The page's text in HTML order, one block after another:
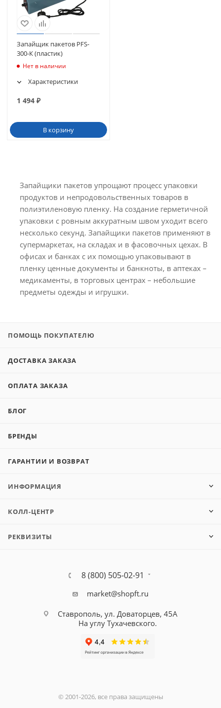
Запайщик пакетов PFS-
300-К (пластик)
Нет в наличии
Характеристики
1 494 ₽
В корзину
Запайщики пакетов упрощают процесс упаковки
продуктов и непродовольственных товаров в
полиэтиленовую пленку. На создание герметичной
упаковки с ровным аккуратным швом уходит всего
несколько секунд. Запайщики пакетов применяют в
супермаркетах, на складах и в фасовочных цехах. В
офисах и банках с их помощью упаковывают в
пленку ценные документы и банкноты, в аптеках –
медикаменты, в торговых центрах – небольшие
предметы одежды и игрушки.
ПОМОЩЬ ПОКУПАТЕЛЮ
ДОСТАВКА ЗАКАЗА
ОПЛАТА ЗАКАЗА
БЛОГ
БРЕНДЫ
ГАРАНТИИ И ВОЗВРАТ
ИНФОРМАЦИЯ
КОЛЛ-ЦЕНТР
РЕКВИЗИТЫ
8 (800) 505-02-91
market@shopft.ru
Ставрополь, ул. Доваторцев, 45А
На углу Тухачевского.
© 2001-2026, все права защищены